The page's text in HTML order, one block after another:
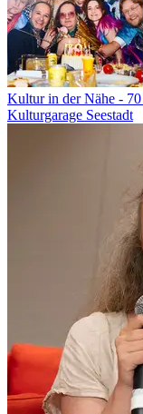
Kultur in der Nähe -
Kulturgarage Seestadt